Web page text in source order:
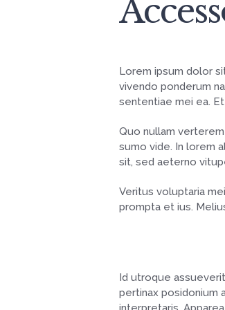
Lorem ipsum dolor
vivendo ponderum
sententiae mei ea.
Quo nullam
sumo vide. In lorem
sit, sed aeterno
Veritus voluptaria
prompta et ius.
Id utroque
pertinax posidonium